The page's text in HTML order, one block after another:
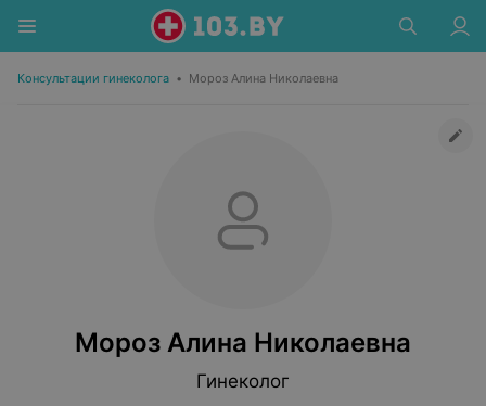
Консультации гинеколога • Мороз Алина Николаевна
Мороз Алина Николаевна
Гинеколог